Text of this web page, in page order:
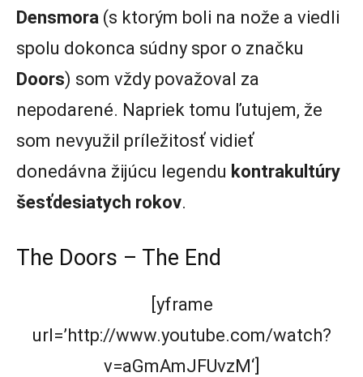
Densmora (s ktorým boli na nože a viedli
spolu dokonca súdny spor o značku
Doors) som vždy považoval za
nepodarené. Napriek tomu ľutujem, že
som nevyužil príležitosť vidieť
donedávna žijúcu legendu kontrakultúry
šesťdesiatych rokov.
The Doors – The End
[yframe
url=’http://www.youtube.com/watch?
v=aGmAmJFUvzM‘]